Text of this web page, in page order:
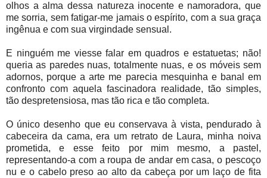
olhos a alma dessa natureza inocente e namoradora, que
me sorria, sem fatigar-me jamais o espírito, com a sua graça
ingênua e com sua virgindade sensual.
E ninguém me viesse falar em quadros e estatuetas; não!
queria as paredes nuas, totalmente nuas, e os móveis sem
adornos, porque a arte me parecia mesquinha e banal em
confronto com aquela fascinadora realidade, tão simples,
tão despretensiosa, mas tão rica e tão completa.
O único desenho que eu conservava à vista, pendurado à
cabeceira da cama, era um retrato de Laura, minha noiva
prometida, e esse feito por mim mesmo, a pastel,
representando-a com a roupa de andar em casa, o pescoço
nu e o cabelo preso ao alto da cabeça por um laço de fita